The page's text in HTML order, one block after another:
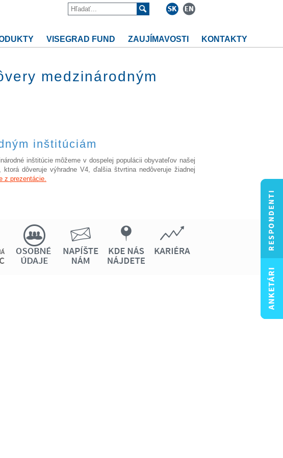
VISEGRAD FUND ZAUJÍMAVOSTI KONTAKTY
medzinárodným
inštitúciám
inštitúcie môžeme v dospelej populácii obyvateľov našej
dôveruje výhradne V4, ďalšia štvrtina nedôveruje žiadnej
z prezentácie.